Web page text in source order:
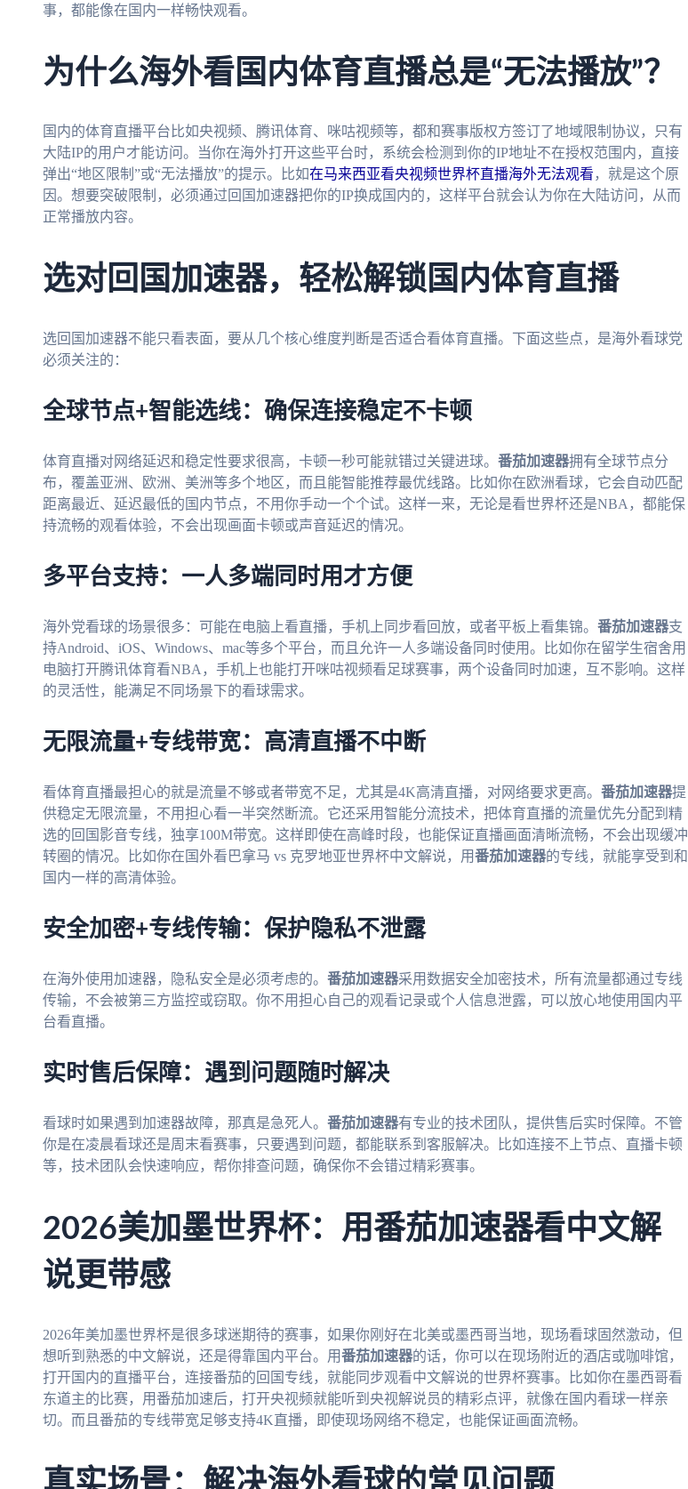
事，都能像在国内一样畅快观看。
为什么海外看国内体育直播总是“无法播放”？
国内的体育直播平台比如央视频、腾讯体育、咪咕视频等，都和赛事版权方签订了地域限制协议，只有
大陆IP的用户才能访问。当你在海外打开这些平台时，系统会检测到你的IP地址不在授权范围内，直接
弹出“地区限制”或“无法播放”的提示。比如在马来西亚看央视频世界杯直播海外无法观看 ，就是这个原
因。想要突破限制，必须通过回国加速器把你的IP换成国内的，这样平台就会认为你在大陆访问，从而
正常播放内容。
选对回国加速器，轻松解锁国内体育直播
选回国加速器不能只看表面，要从几个核心维度判断是否适合看体育直播。下面这些点，是海外看球党
必须关注的：
全球节点+智能选线：确保连接稳定不卡顿
体育直播对网络延迟和稳定性要求很高，卡顿一秒可能就错过关键进球。 番茄加速器拥有全球节点分
布，覆盖亚洲、欧洲、美洲等多个地区，而且能智能推荐最优线路。比如你在欧洲看球，它会自动匹配
距离最近、延迟最低的国内节点，不用你手动一个个试。这样一来，无论是看世界杯还是NBA，都能保
持流畅的观看体验，不会出现画面卡顿或声音延迟的情况。
多平台支持：一人多端同时用才方便
海外党看球的场景很多：可能在电脑上看直播，手机上同步看回放，或者平板上看集锦。 番茄加速器支
持Android、iOS、Windows、mac等多个平台，而且允许一人多端设备同时使用。比如你在留学生宿舍用
电脑打开腾讯体育看NBA，手机上也能打开咪咕视频看足球赛事，两个设备同时加速，互不影响。这样
的灵活性，能满足不同场景下的看球需求。
无限流量+专线带宽：高清直播不中断
看体育直播最担心的就是流量不够或者带宽不足，尤其是4K高清直播，对网络要求更高。 番茄加速器提
供稳定无限流量，不用担心看一半突然断流。它还采用智能分流技术，把体育直播的流量优先分配到精
选的回国影音专线，独享100M带宽。这样即使在高峰时段，也能保证直播画面清晰流畅，不会出现缓冲
转圈的情况。比如你在国外看巴拿马 vs 克罗地亚世界杯中文解说，用番茄加速器的专线，就能享受到和
国内一样的高清体验。
安全加密+专线传输：保护隐私不泄露
在海外使用加速器，隐私安全是必须考虑的。 番茄加速器采用数据安全加密技术，所有流量都通过专线
传输，不会被第三方监控或窃取。你不用担心自己的观看记录或个人信息泄露，可以放心地使用国内平
台看直播。
实时售后保障：遇到问题随时解决
看球时如果遇到加速器故障，那真是急死人。 番茄加速器有专业的技术团队，提供售后实时保障。不管
你是在凌晨看球还是周末看赛事，只要遇到问题，都能联系到客服解决。比如连接不上节点、直播卡顿
等，技术团队会快速响应，帮你排查问题，确保你不会错过精彩赛事。
2026美加墨世界杯：用番茄加速器看中文解
说更带感
2026年美加墨世界杯是很多球迷期待的赛事，如果你刚好在北美或墨西哥当地，现场看球固然激动，但
想听到熟悉的中文解说，还是得靠国内平台。用番茄加速器的话，你可以在现场附近的酒店或咖啡馆，
打开国内的直播平台，连接番茄的回国专线，就能同步观看中文解说的世界杯赛事。比如你在墨西哥看
东道主的比赛，用番茄加速后，打开央视频就能听到央视解说员的精彩点评，就像在国内看球一样亲
切。而且番茄的专线带宽足够支持4K直播，即使现场网络不稳定，也能保证画面流畅。